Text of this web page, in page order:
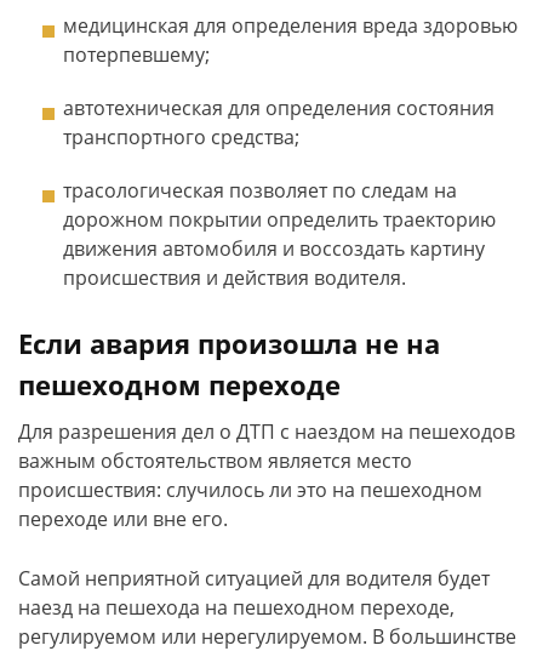
медицинская для определения вреда здоровью
потерпевшему;
автотехническая для определения состояния
транспортного средства;
трасологическая позволяет по следам на
дорожном покрытии определить траекторию
движения автомобиля и воссоздать картину
происшествия и действия водителя.
Если авария произошла не на
пешеходном переходе
Для разрешения дел о ДТП с наездом на пешеходов
важным обстоятельством является место
происшествия: случилось ли это на пешеходном
переходе или вне его.
Самой неприятной ситуацией для водителя будет
наезд на пешехода на пешеходном переходе,
регулируемом или нерегулируемом. В большинстве